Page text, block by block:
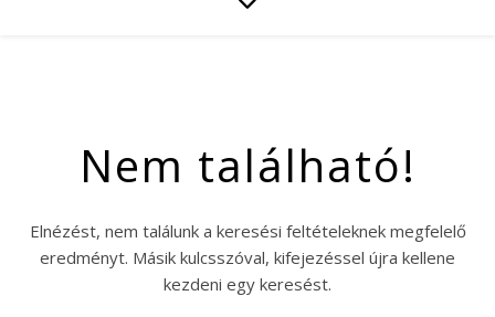
Nem található!
Elnézést, nem találunk a keresési feltételeknek megfelelő
eredményt. Másik kulcsszóval, kifejezéssel újra kellene
kezdeni egy keresést.